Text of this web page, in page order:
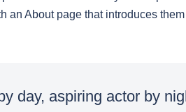
an About page that introduces
day, aspiring actor by